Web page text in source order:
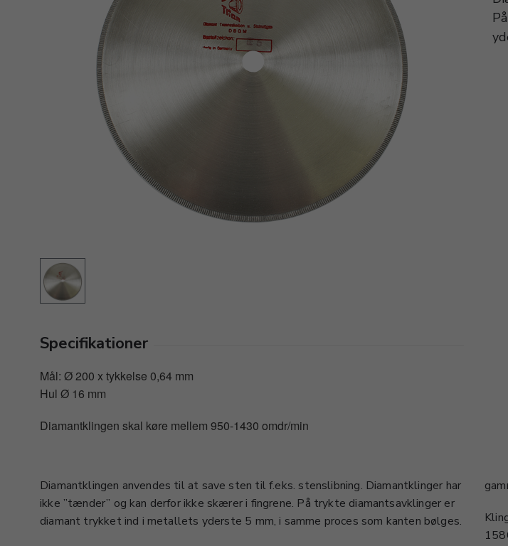
Specifikationer
Mål: Ø 200 x tykkelse 0,64 mm
Hul Ø 16 mm
Diamantklingen skal køre mellem 950-1430 omdr/min
Diamantklingen anvendes til at save sten til f.eks. stenslibning. Diamantklinger har
ikke ”tænder” og kan derfor ikke skærer i fingrene. På trykte diamantsavklinger er
diamant trykket ind i metallets yderste 5 mm, i samme proces som kanten bølges.